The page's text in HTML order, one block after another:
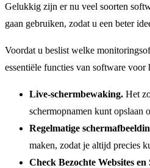
Gelukkig zijn er nu veel soorten
gaan gebruiken, zodat u een beter
Voordat u beslist welke
essentiële functies van software voor
Live-schermbewaking. Het
schermopnamen kunt opslaan
Regelmatige
maken, zodat je altijd precies
Check Bezochte Websites